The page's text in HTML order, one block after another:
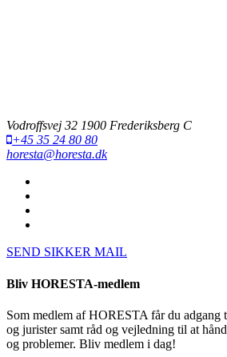
Vodroffsvej 32 1900 Frederiksberg C
+45 35 24 80 80
horesta@horesta.dk
SEND SIKKER MAIL
Bliv HORESTA-medlem
Som medlem af HORESTA får du adgang
og jurister samt råd og vejledning til at
og problemer. Bliv medlem i dag!